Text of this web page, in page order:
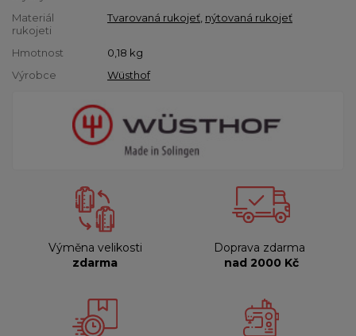
Materiál
rukojeti
Tvarovaná rukojeť nýtovaná rukojeť
Hmotnost 0,18 kg
Výrobce
Wüsthof
Výměna velikosti
zdarma
Doprava zdarma
nad 2000 Kč